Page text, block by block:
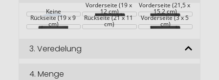
Keine
Vorderseite (19 x
12 cm)
Vorderseite (21,5 x
15,2 cm)
Rückseite (19 x 9
cm)
Rückseite (21 x 11
cm)
Vorderseite (3 x 5
cm)
3. Veredelung
4. Menge